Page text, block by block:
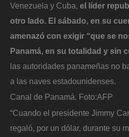
Venezuela y Cuba, el líder
otro lado. El sábado, en su
amenazó con exigir “que se
Panamá, en su totalidad y sin
las autoridades panameñas no
a las naves estadounidenses.
Canal de Panamá. Foto:AFP
“Cuando el presidente Jimmy
regaló, por un dólar, durante su